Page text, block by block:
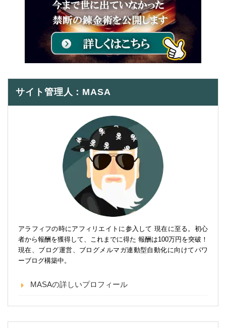
サイト管理人：MASA
アラフィフの時にアフィリエイトに参入して 現在に至る。初心
者から報酬を獲得して、これまでに得た 報酬は100万円を突破！
現在、ブログ運営、ブログメルマガ連動型自動化に向けてパワ
ーブログ構築中。
MASAの詳しいプロフィール